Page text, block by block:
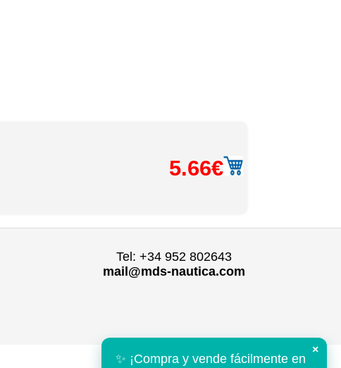
✨ ¡Compra y vende fácilmente en
×
5.66€
Tel: +34 952 802643
mail@mds-nautica.com